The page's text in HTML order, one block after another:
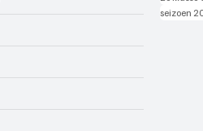
seizoen